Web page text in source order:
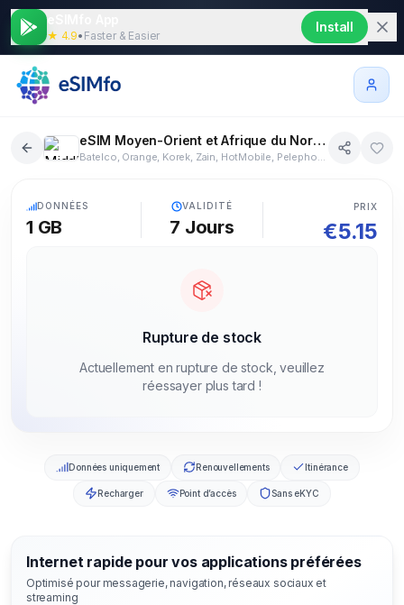
★ 4.9• Faster & Easier
Install
eSIM Moyen-Orient et Afrique du Nord eSIM 1 GB 7 jours
Batelco, Orange, Korek, Zain, HotMobile, Pelephone, Orange, Zain, Zain, Meditel, Omantel, Jawwal, Ooredoo, Vodafone, ZAIN, Orange, Etisalat
DONNÉES
1 GB
VALIDITÉ
7 Jours
PRIX
€5.15
Rupture de stock
Actuellement en rupture de stock, veuillez
réessayer plus tard !
Données uniquement Renouvellements Itinérance
Recharger Point d’accès Sans eKYC
Internet rapide pour vos applications préférées
Optimisé pour messagerie, navigation, réseaux sociaux et
streaming